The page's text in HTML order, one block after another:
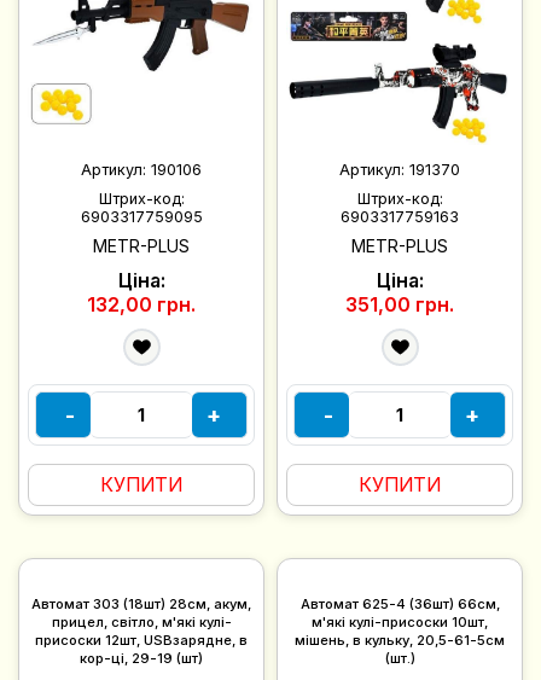
Артикул: 190106
Штрих-код:
6903317759095
METR-PLUS
Ціна:
132,00 грн.
- +
КУПИТИ
Артикул: 191370
Штрих-код:
6903317759163
METR-PLUS
Ціна:
351,00 грн.
- +
КУПИТИ
Автомат 303 (18шт) 28см, акум,
прицел, світло, м'які кулі-
присоски 12шт, USBзарядне, в
кор-ці, 29-19 (шт)
Автомат 625-4 (36шт) 66см,
м'які кулі-присоски 10шт,
мішень, в кульку, 20,5-61-5см
(шт.)